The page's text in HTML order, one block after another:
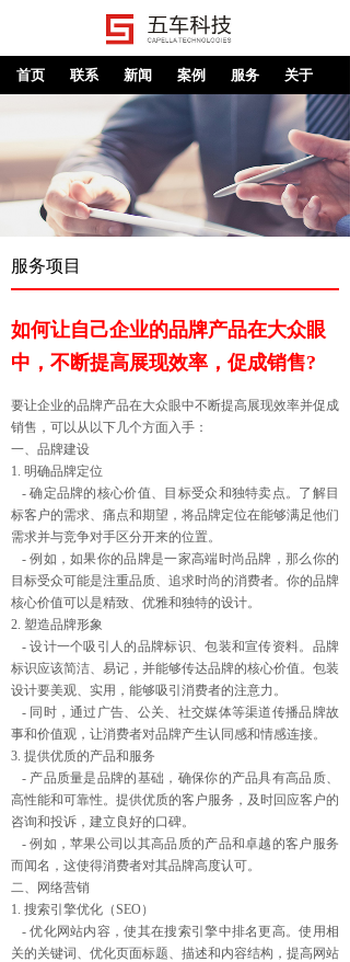
首页 联系 新闻 案例 服务 关于
服务项目
如何让自己企业的品牌产品在大众眼
中，不断提高展现效率，促成销售?
要让企业的品牌产品在大众眼中不断提高展现效率并促成
销售，可以从以下几个方面入手：
一、品牌建设
1. 明确品牌定位
- 确定品牌的核心价值、目标受众和独特卖点。了解目
标客户的需求、痛点和期望，将品牌定位在能够满足他们
需求并与竞争对手区分开来的位置。
- 例如，如果你的品牌是一家高端时尚品牌，那么你的
目标受众可能是注重品质、追求时尚的消费者。你的品牌
核心价值可以是精致、优雅和独特的设计。
2. 塑造品牌形象
- 设计一个吸引人的品牌标识、包装和宣传资料。品牌
标识应该简洁、易记，并能够传达品牌的核心价值。包装
设计要美观、实用，能够吸引消费者的注意力。
- 同时，通过广告、公关、社交媒体等渠道传播品牌故
事和价值观，让消费者对品牌产生认同感和情感连接。
3. 提供优质的产品和服务
- 产品质量是品牌的基础，确保你的产品具有高品质、
高性能和可靠性。提供优质的客户服务，及时回应客户的
咨询和投诉，建立良好的口碑。
- 例如，苹果公司以其高品质的产品和卓越的客户服务
而闻名，这使得消费者对其品牌高度认可。
二、网络营销
1. 搜索引擎优化（SEO）
- 优化网站内容，使其在搜索引擎中排名更高。使用相
关的关键词、优化页面标题、描述和内容结构，提高网站